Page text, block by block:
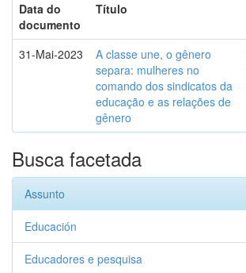
Data do
documento
Título
31-Mai-2023
A classe une, o gênero
separa: mulheres no
comando dos sindicatos da
educação e as relações de
gênero
Busca facetada
Assunto
Educación
Educadores e pesquisa